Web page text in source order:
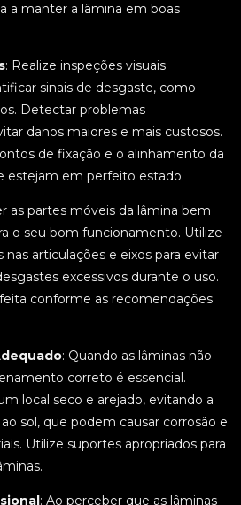
a manter a lâmina em boas
: Realize inspeções visuais
sinais de desgaste, como
Detectar problemas
danos maiores e mais custosos.
de fixação e o alinhamento da
estejam em perfeito estado.
as partes móveis da lâmina bem
o seu bom funcionamento. Utilize
articulações e eixos para evitar
excessivos durante o uso.
conforme as recomendações
: Quando as lâminas não
correto é essencial.
local seco e arejado, evitando a
sol, que podem causar corrosão e
Utilize suportes apropriados para
: Ao perceber que as lâminas